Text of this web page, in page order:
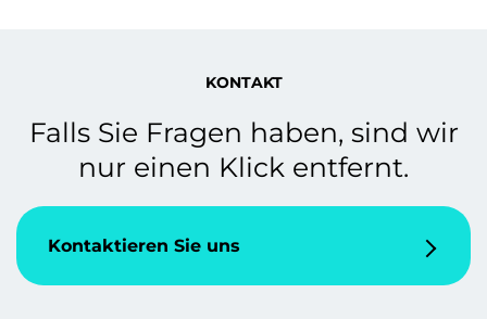
KONTAKT
Falls Sie Fragen haben, sind wir
nur einen Klick entfernt.
Kontaktieren Sie uns